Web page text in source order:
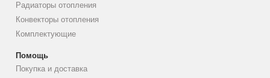
Радиаторы отопления
Конвекторы отопления
Комплектующие
Помощь
Покупка и доставка